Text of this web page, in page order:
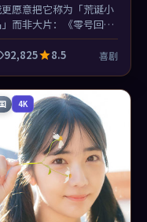
愿意把它称为「荒诞小
而非大片：《零号回
在2022年的语境里，轻
开了我们对谎言的懒惰
92,825 8.5 喜剧
4K